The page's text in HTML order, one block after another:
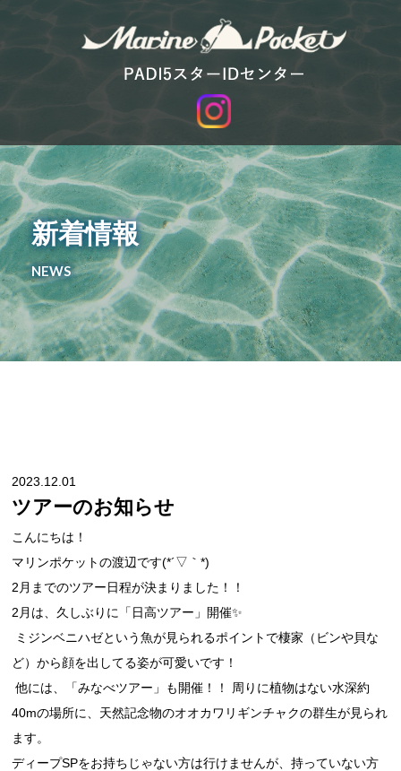
新着情報
NEWS
2023.12.01
ツアーのお知らせ
こんにちは！
マリンポケットの渡辺です(*´▽｀*)
2月までのツアー日程が決まりました！！
2月は、久しぶりに「日高ツアー」開催✨
ど）から顔を出してる姿が可愛いです！
他には、「みなべツアー」も開催！！ 周りに植物はない水深約
40mの場所に、天然記念物のオオカワリギンチャクの群生が見られ
ます。
ディープSPをお持ちじゃない方は行けませんが、持っていない方